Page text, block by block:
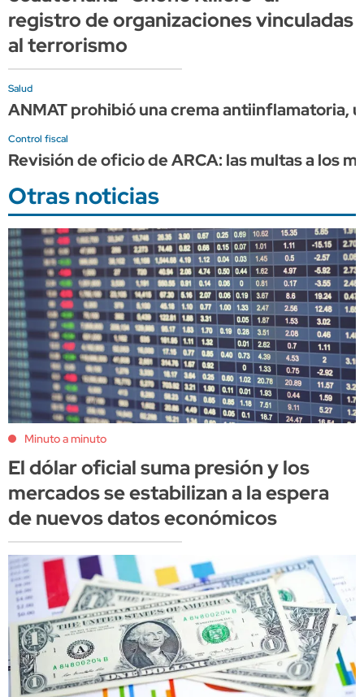
registro de organizaciones vinculadas
al terrorismo
Salud
ANMAT prohibió una crema antiinflamatoria,
Control fiscal
Revisión de oficio de ARCA: las multas a los
Otras noticias
Minuto a minuto
El dólar oficial suma presión y los
mercados se estabilizan a la espera
de nuevos datos económicos